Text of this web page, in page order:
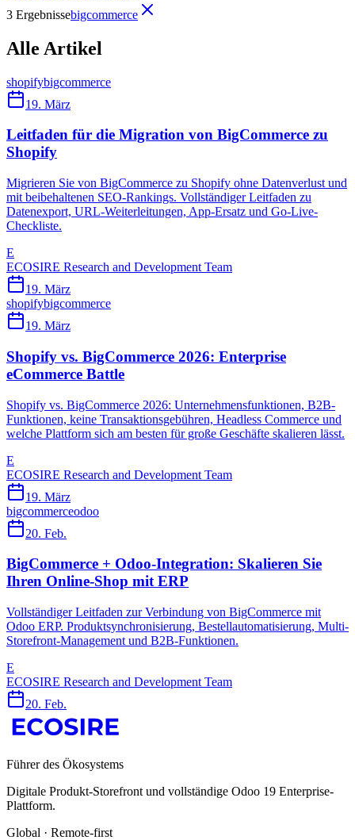
3 Ergebnissebigcommerce
Alle Artikel
shopifybigcommerce
19. März
Leitfaden für die Migration von BigCommerce zu
Shopify
Migrieren Sie von BigCommerce zu Shopify ohne Datenverlust und
mit beibehaltenen SEO-Rankings. Vollständiger Leitfaden zu
Datenexport, URL-Weiterleitungen, App-Ersatz und Go-Live-
Checkliste.
E
ECOSIRE Research and Development Team
19. März
shopifybigcommerce
19. März
Shopify vs. BigCommerce 2026: Enterprise
eCommerce Battle
Shopify vs. BigCommerce 2026: Unternehmensfunktionen, B2B-
Funktionen, keine Transaktionsgebühren, Headless Commerce und
welche Plattform sich am besten für große Geschäfte skalieren lässt.
E
ECOSIRE Research and Development Team
19. März
bigcommerceodoo
20. Feb.
BigCommerce + Odoo-Integration: Skalieren Sie
Ihren Online-Shop mit ERP
Vollständiger Leitfaden zur Verbindung von BigCommerce mit
Odoo ERP. Produktsynchronisierung, Bestellautomatisierung, Multi-
Storefront-Management und B2B-Funktionen.
E
ECOSIRE Research and Development Team
20. Feb.
Führer des Ökosystems
Digitale Produkt-Storefront und vollständige Odoo 19 Enterprise-
Plattform.
Global · Remote-first